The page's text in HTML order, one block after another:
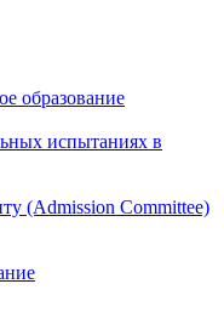
образование
испытаниях в
(Admission Committee)